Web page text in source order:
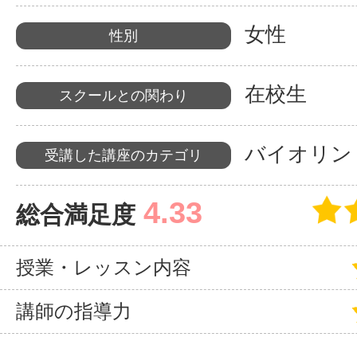
グッドスク
掲載のお問
サイトマッ
性別 女性
スクールとの関わり 在校生
受講した講座のカテゴリ バイオリン
総合満足度 4.33
授業・レッスン内容
講師の指導力